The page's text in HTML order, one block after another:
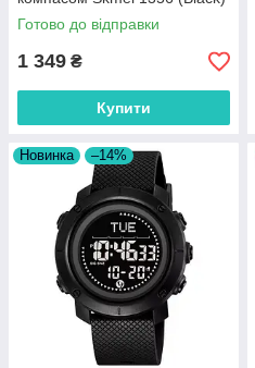
Готово до відправки
1 349 ₴
Купити
Новинка –14%